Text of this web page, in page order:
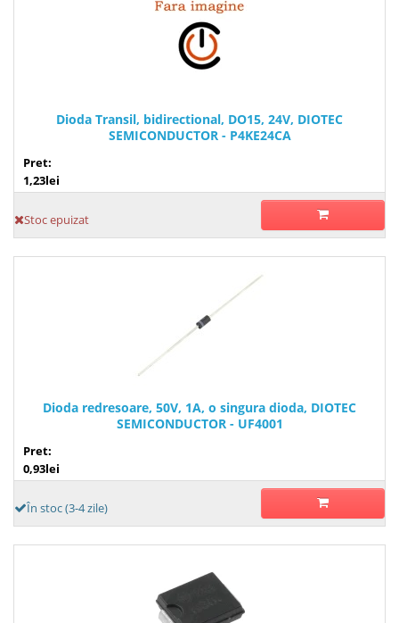
Dioda Transil, bidirectional, DO15, 24V, DIOTEC
SEMICONDUCTOR - P4KE24CA
Pret:
1,23lei
Stoc epuizat
Dioda redresoare, 50V, 1A, o singura dioda, DIOTEC
SEMICONDUCTOR - UF4001
Pret:
0,93lei
În stoc (3-4 zile)